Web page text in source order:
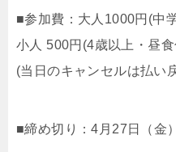
■参加費：大人1000円(中
小人 500円(4歳以上・昼
(当日のキャンセルは払い
■締め切り：4月27日（金